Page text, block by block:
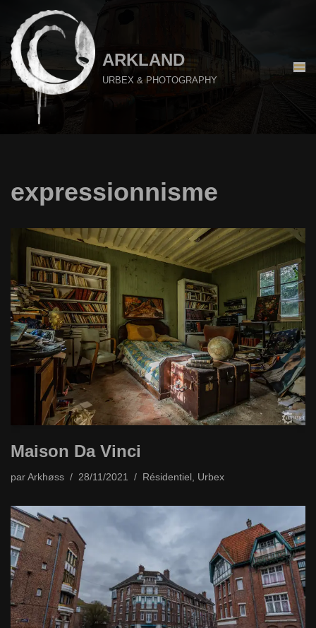
Aller
au
contenu
ARKLAND
URBEX & PHOTOGRAPHY
expressionnisme
Maison Da Vinci
par Arkhøss 28/11/2021 Résidentiel Urbex